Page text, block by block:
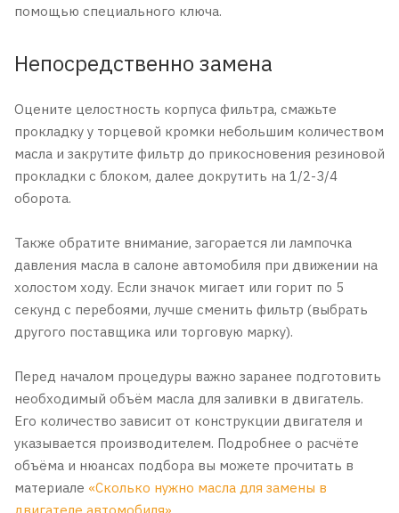
помощью специального ключа.
Непосредственно замена
Оцените целостность корпуса фильтра, смажьте
прокладку у торцевой кромки небольшим количеством
масла и закрутите фильтр до прикосновения резиновой
прокладки с блоком, далее докрутить на 1/2-3/4
оборота.
Также обратите внимание, загорается ли лампочка
давления масла в салоне автомобиля при движении на
холостом ходу. Если значок мигает или горит по 5
секунд с перебоями, лучше сменить фильтр (выбрать
другого поставщика или торговую марку).
Перед началом процедуры важно заранее подготовить
необходимый объём масла для заливки в двигатель.
Его количество зависит от конструкции двигателя и
указывается производителем. Подробнее о расчёте
объёма и нюансах подбора вы можете прочитать в
материале «Сколько нужно масла для замены в